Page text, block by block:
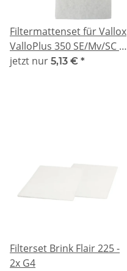
Filtermattenset für Vallox
ValloPlus 350 SE/Mv/SC -
kompatibel 2x G4
jetzt nur 5,13 € *
Filterset Brink Flair 225 -
2x G4